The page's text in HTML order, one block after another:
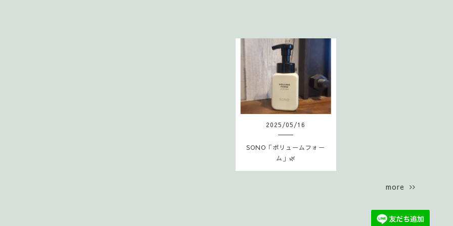
2025/05/16
SONO「ボリュームフォー
ム」🌿
more